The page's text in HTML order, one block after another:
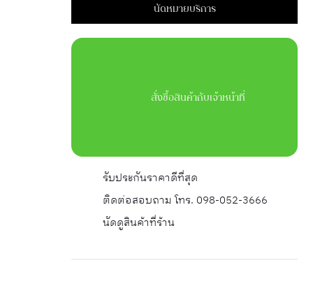
นัดหมายบริการ
สั่งซื้อสินค้ากับเจ้าหน้าที่
รับประกันราคาดีที่สุด
ติดต่อสอบถาม โทร. 098-052-3666
นัดดูสินค้าที่ร้าน